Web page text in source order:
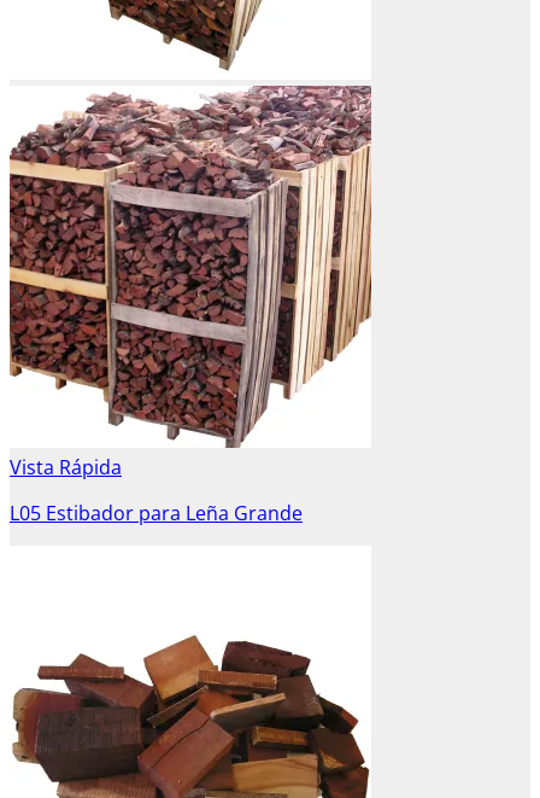
Vista Rápida
L05 Estibador para Leña Grande